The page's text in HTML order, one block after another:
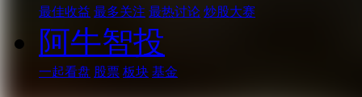
最佳收益 最多关注 最热讨论 炒股大赛
阿牛智投
一起看盘 股票 板块 基金